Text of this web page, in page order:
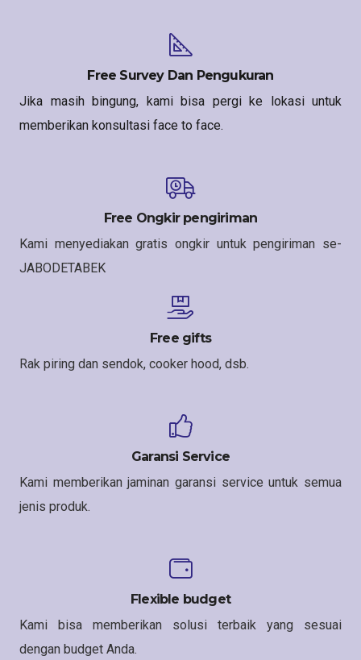
Free Survey Dan Pengukuran
Jika masih bingung, kami bisa pergi ke lokasi untuk
memberikan konsultasi face to face.
Free Ongkir pengiriman
Kami menyediakan gratis ongkir untuk pengiriman se-
JABODETABEK
Free gifts
Rak piring dan sendok, cooker hood, dsb.
Garansi Service
Kami memberikan jaminan garansi service untuk semua
jenis produk.
Flexible budget
Kami bisa memberikan solusi terbaik yang sesuai
dengan budget Anda.